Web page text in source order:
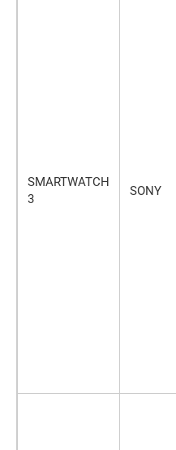
SMARTWATCH
3
SONY